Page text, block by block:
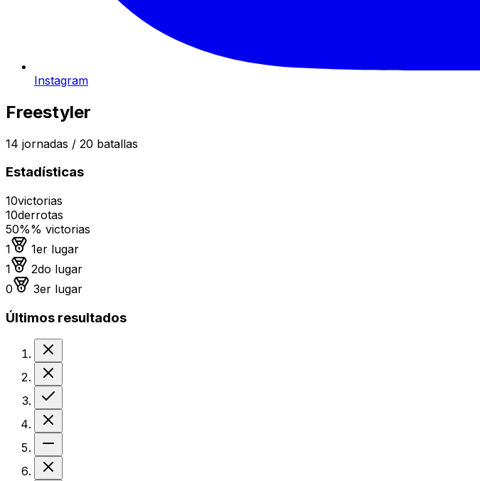
Instagram
Freestyler
14 jornadas / 20 batallas
Estadísticas
10victorias
10derrotas
50%% victorias
1
Medalla de oro
1er lugar
1
Medalla de plata
2do lugar
0
Medalla de bronce
3er lugar
Últimos resultados